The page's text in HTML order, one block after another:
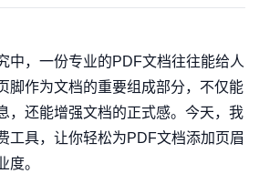
中，一份专业的PDF文档往往能给人
脚作为文档的重要组成部分，不仅能
，还能增强文档的正式感。今天，我
工具，让你轻松为PDF文档添加页眉
度。